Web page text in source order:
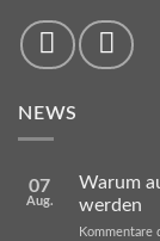
NEWS
07
Aug.
Warum
werden
Kommentare